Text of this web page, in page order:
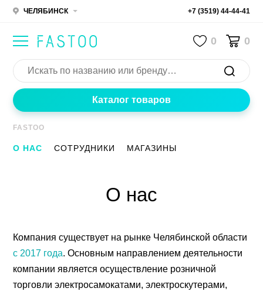
ЧЕЛЯБИНСК +7 (3519) 44-44-41
0 0
Каталог товаров
FASTOO
О НАС СОТРУДНИКИ МАГАЗИНЫ
О нас
Компания существует на рынке Челябинской области
с 2017 года. Основным направлением деятельности
компании является осуществление розничной
торговли электросамокатами, электроскутерами,